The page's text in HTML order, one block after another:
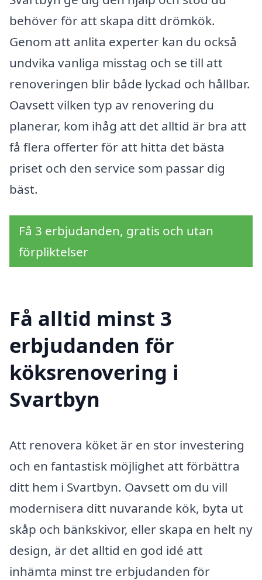
behöver för att skapa ditt drömkök.
Genom att anlita experter kan du också
undvika vanliga misstag och se till att
renoveringen blir både lyckad och hållbar.
Oavsett vilken typ av renovering du
planerar, kom ihåg att det alltid är bra att
få flera offerter för att hitta det bästa
priset och den service som passar dig
bäst.
Få 3 erbjudanden, gratis och utan
förpliktelser
Få alltid minst 3
erbjudanden för
köksrenovering i
Svartbyn
Att renovera köket är en stor investering
och en fantastisk möjlighet att förbättra
ditt hem i Svartbyn. Oavsett om du vill
modernisera ditt nuvarande kök, byta ut
skåp och bänkskivor, eller skapa en helt ny
design, är det alltid en god idé att
inhämta minst tre erbjudanden för